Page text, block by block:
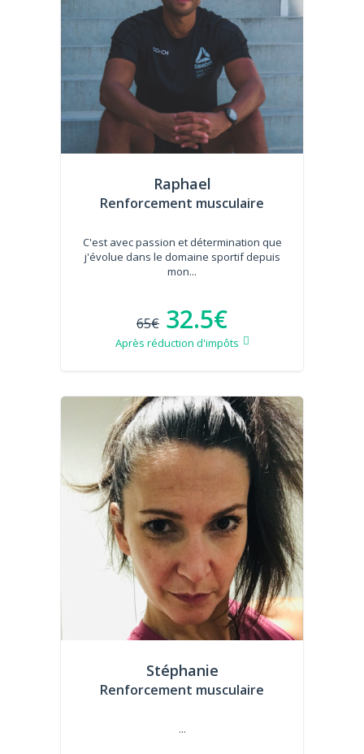
Raphael
Renforcement musculaire
C'est avec passion et détermination que
j'évolue dans le domaine sportif depuis
mon...
65€ 32.5€
Après réduction d'impôts
Stéphanie
Renforcement musculaire
...